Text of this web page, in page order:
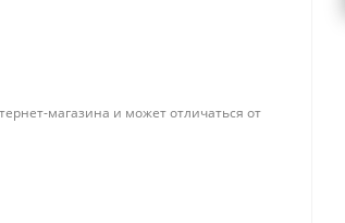
магазина и может отличаться от